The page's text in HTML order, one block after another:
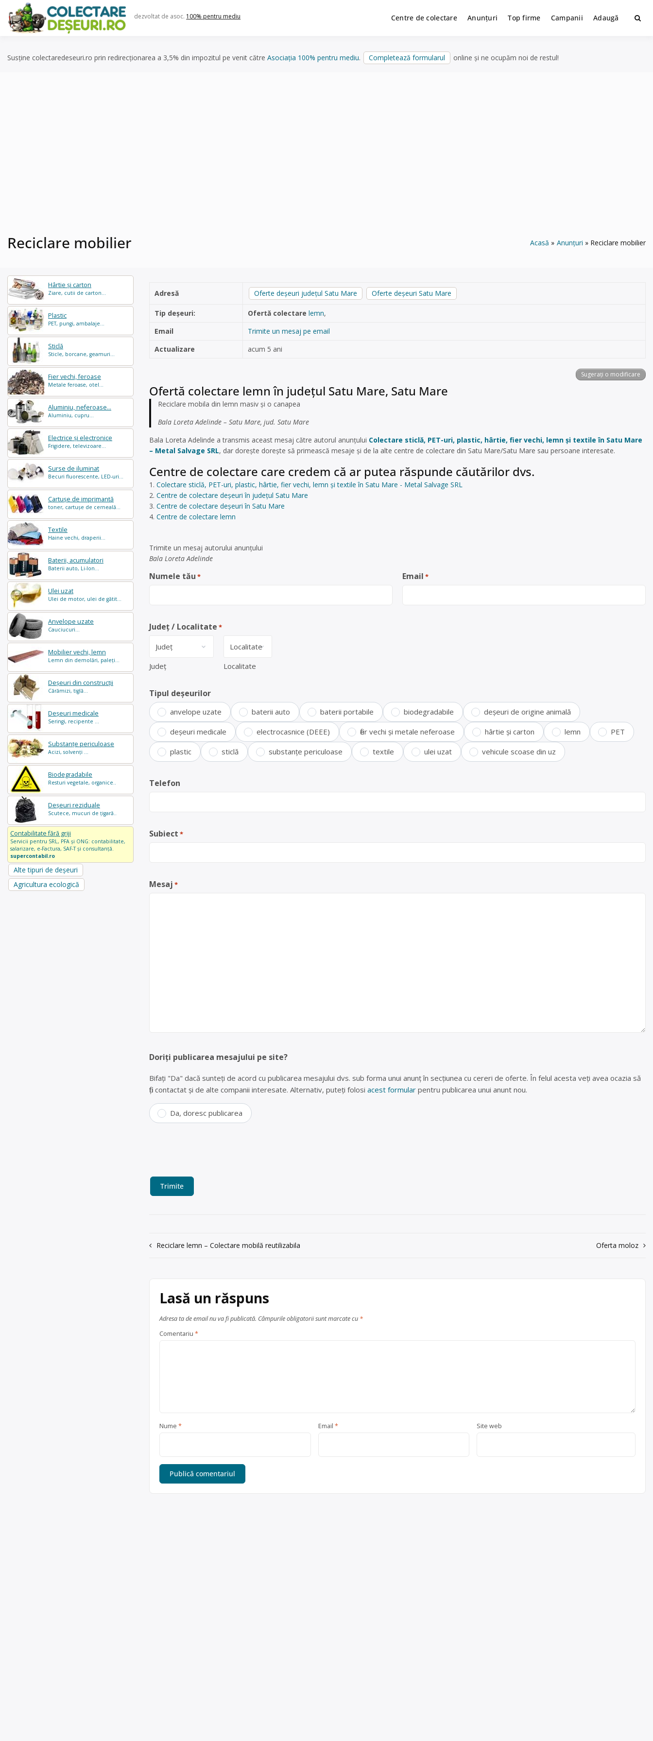
content
dezvoltat de asoc. 100% pentru mediu Centre de colectare Anunțuri Top firme Campanii Adaugă
Susține colectaredeseuri.ro prin redirecționarea a 3,5% din impozitul pe venit către Asociația 100% pentru mediu. Completează formularul online și ne ocupăm noi de restul!
Reciclare mobilier Acasă Anunțuri Reciclare mobilier
Hârtie și carton
Ziare, cutii de carton...
Plastic
PET, pungi, ambalaje...
Sticlă
Sticle, borcane, geamuri...
Fier vechi, feroase
Metale feroase, otel...
Aluminiu, neferoase...
Aluminiu, cupru...
Electrice și electronice
Frigidere, televizoare...
Surse de iluminat
Becuri fluorescente, LED-uri...
Cartușe de imprimantă
toner, cartușe de cerneală...
Textile
Haine vechi, draperii...
Baterii, acumulatori
Baterii auto, Li-Ion...
Ulei uzat
Ulei de motor, ulei de gătit...
Anvelope uzate
Cauciucuri...
Mobilier vechi, lemn
Lemn din demolări, paleți...
Deșeuri din construcții
Cărămizi, tiglă...
Deșeuri medicale
Seringi, recipente ...
Substanțe periculoase
Acizi, solvenți ...
Biodegradabile
Resturi vegetale, organice..
Deșeuri reziduale
Scutece, mucuri de țigară..
Contabilitate fără griji
Servicii pentru SRL, PFA și ONG: contabilitate,
salarizare, e-Factura, SAF-T și consultanță.
supercontabil.ro
Alte tipuri de deșeuri
Agricultura ecologică
Adresă Oferte deșeuri județul Satu Mare Oferte deșeuri Satu Mare
Tip deșeuri: Ofertă colectare lemn,
Email
Trimite un mesaj pe email
Actualizare
acum 5 ani
Sugerați o modificare
Ofertă colectare lemn în județul Satu Mare, Satu Mare
Reciclare mobila din lemn masiv și o canapea
Bala Loreta Adelinde – Satu Mare, jud. Satu Mare
Bala Loreta Adelinde a transmis aceast mesaj către autorul anunțului Colectare sticlă, PET-uri, plastic, hârtie, fier vechi, lemn și textile în Satu Mare
– Metal Salvage SRL, dar dorește dorește să primească mesaje și de la alte centre de colectare din Satu Mare/Satu Mare sau persoane interesate.
Centre de colectare care credem că ar putea răspunde căutărilor dvs.
Colectare sticlă, PET-uri, plastic, hârtie, fier vechi, lemn și textile în Satu Mare - Metal Salvage SRL
Centre de colectare deșeuri în județul Satu Mare
Centre de colectare deșeuri în Satu Mare
Centre de colectare lemn
Trimite un mesaj autorului anunţului
Bala Loreta Adelinde
Numele tău * Email *
Județ / Localitate *
Județ Localitate
Tipul deșeurilor
anvelope uzate baterii auto baterii portabile biodegradabile deșeuri de origine animală
deșeuri medicale electrocasnice (DEEE) fier vechi și metale neferoase hârtie și carton lemn PET
plastic sticlă substanțe periculoase textile ulei uzat vehicule scoase din uz
Telefon
Subiect *
Mesaj *
Doriți publicarea mesajului pe site?
Bifați "Da" dacă sunteți de acord cu publicarea mesajului dvs. sub forma unui anunț în secțiunea cu cereri de oferte. În felul acesta veți avea ocazia să
fiți contactat și de alte companii interesate. Alternativ, puteți folosi acest formular pentru publicarea unui anunt nou.
Da, doresc publicarea
Navigare
Reciclare lemn – Colectare mobilă reutilizabila Oferta moloz
Lasă un răspuns
Adresa ta de email nu va fi publicată. Câmpurile obligatorii sunt marcate cu *
Comentariu *
Nume * Email * Site web